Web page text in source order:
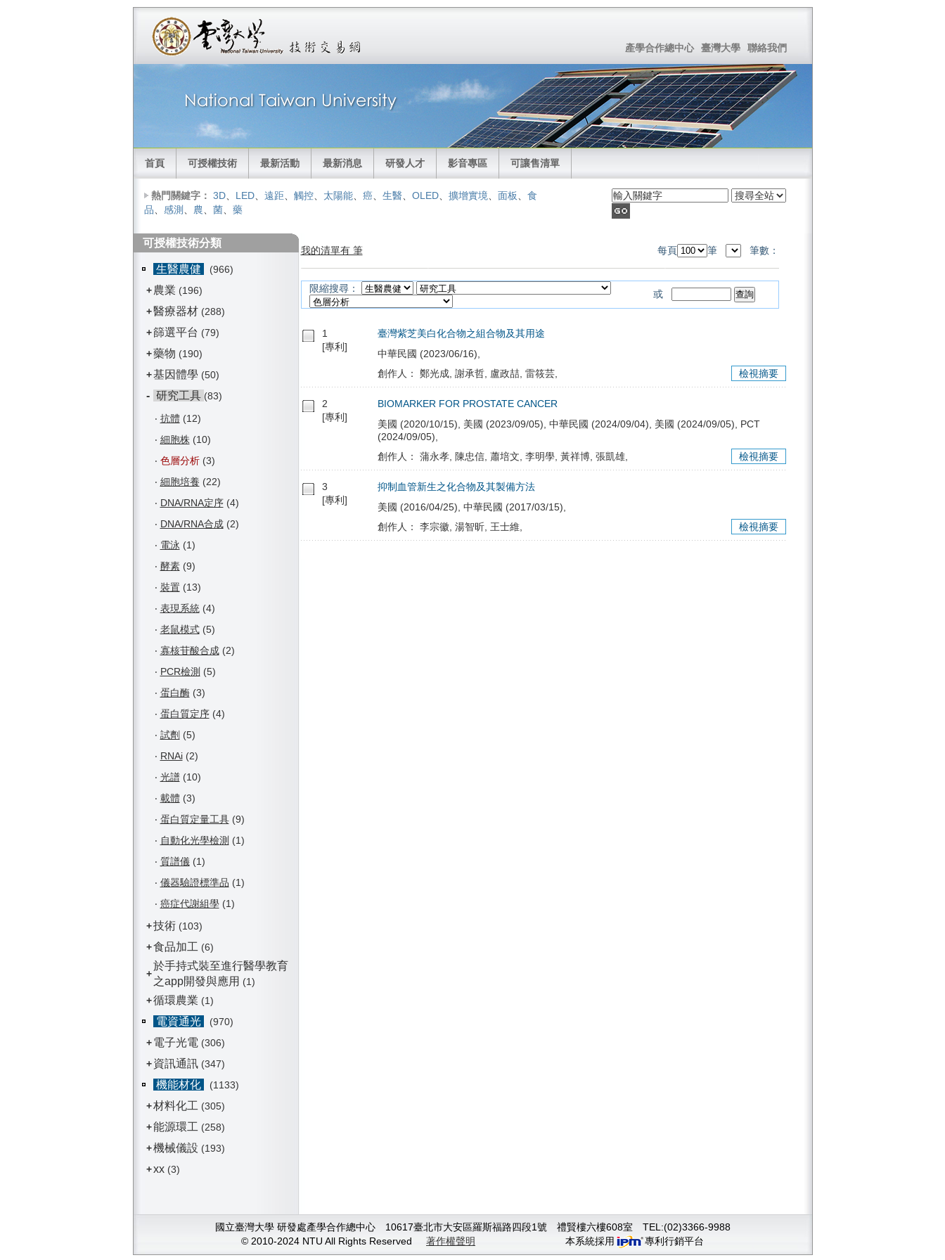
產學合作總中心 臺灣大學 聯絡我們
首頁 可授權技術 最新活動 最新消息 研發人才 影音專區 可讓售清單
熱門關鍵字： 3D、 LED、 遠距、 觸控、 太陽能、 癌、 生醫、 OLED、 擴增實境、 面板、 食
品、 感測 、 農、 菌、 藥
可授權技術分類
生醫農健
(966)
+ 農業 (196)
+醫療器材 (288)
+篩選平台 (79)
+藥物 (190)
+基因體學 (50)
- 研究工具 (83)
‧ 抗體 (12)
‧ 細胞株(10)
‧ 色層分析(3)
‧ 細胞培養 (22)
‧ DNA/RNA定序(4)
‧ DNA/RNA合成(2)
‧ 電泳 (1)
‧ 酵素(9)
‧ 裝置(13)
‧ 表現系統(4)
‧ 老鼠模式(5)
‧ 寡核苷酸合成(2)
‧ PCR檢測 (5)
‧ 蛋白酶(3)
‧ 蛋白質定序(4)
‧ 試劑 (5)
‧ RNAi(2)
‧ 光譜(10)
‧ 載體 (3)
‧ 蛋白質定量工具(9)
‧ 自動化光學檢測 (1)
‧ 質譜儀(1)
‧ 儀器驗證標準品 (1)
‧ 癌症代謝組學(1)
+技術(103)
+食品加工 (6)
+
於手持式裝至進行醫學教育
之app開發與應用 (1)
+循環農業 (1)
電資通光
(970)
+ 電子光電 (306)
+ 資訊通訊(347)
機能材化
(1133)
+材料化工 (305)
+能源環工 (258)
+機械儀設 (193)
+xx(3)
我的清單有 筆 每頁 筆 筆數：
限縮搜尋： 或
1
[專利]
臺灣紫芝美白化合物之組合物及其用途
中華民國 (2023/06/16),
創作人： 鄭光成, 謝承哲, 盧政喆, 雷筱芸,
檢視摘要
2
[專利]
BIOMARKER FOR PROSTATE CANCER
美國 (2020/10/15), 美國 (2023/09/05), 中華民國 (2024/09/04), 美國 (2024/09/05), PCT
(2024/09/05),
創作人： 蒲永孝, 陳忠信, 蕭培文, 李明學, 黃祥博, 張凱雄,
檢視摘要
3
[專利]
抑制血管新生之化合物及其製備方法
美國 (2016/04/25), 中華民國 (2017/03/15),
創作人： 李宗徽, 湯智昕, 王士維,
檢視摘要
國立臺灣大學 研發處產學合作總中心 10617臺北市大安區羅斯福路四段1號 禮賢樓六樓608室 TEL:(02)3366-9988
© 2010-2024 NTU All Rights Reserved 著作權聲明 本系統採用 專利行銷平台